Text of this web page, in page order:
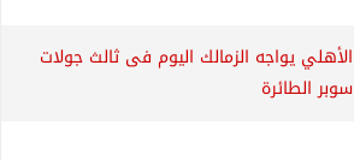
الأهلي يواجه الزمالك اليوم فى ثالث جولات
سوبر الطائرة